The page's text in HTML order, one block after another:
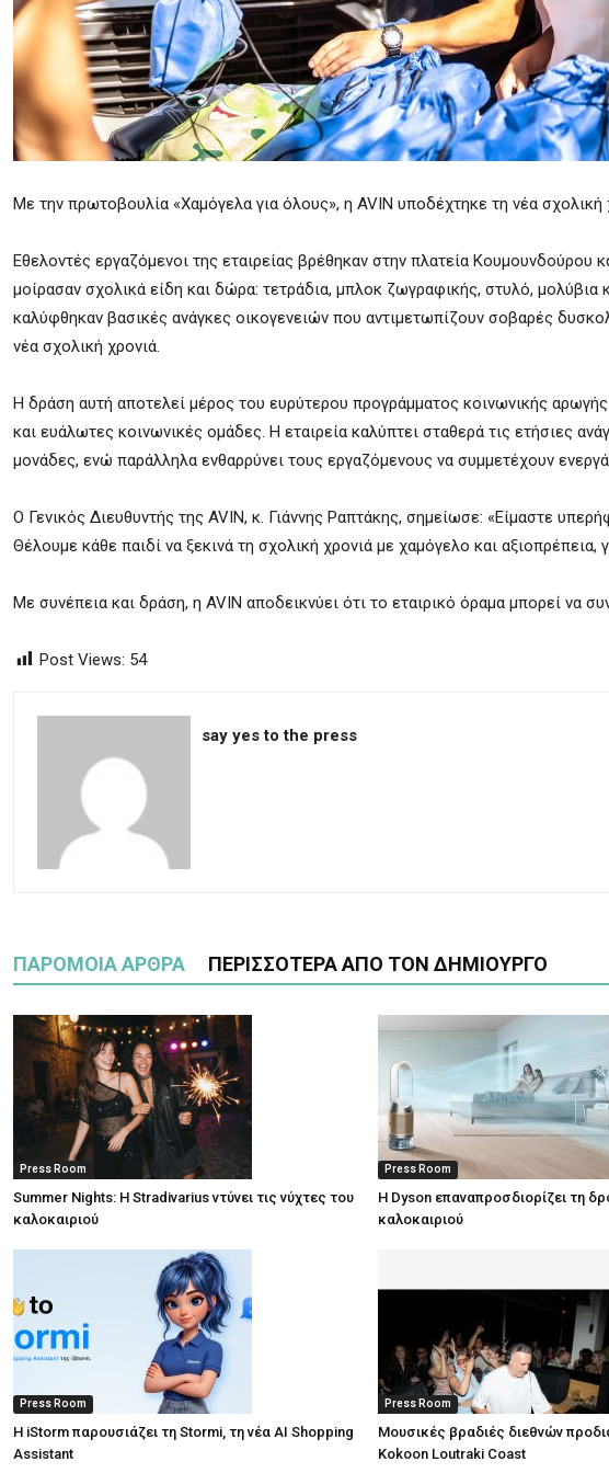
Με την πρωτοβουλία «Χαμόγελα για όλους», η AVIN υποδέχτηκε τη νέα σχολική
Eθελοντές εργαζόμενοι της εταιρείας βρέθηκαν στην πλατεία
μοίρασαν σχολικά είδη και δώρα: τετράδια, μπλοκ ζωγραφικής, στυλό,
καλύφθηκαν βασικές ανάγκες οικογενειών που αντιμετωπίζουν σοβαρές
νέα σχολική χρονιά.
Η δράση αυτή αποτελεί μέρος του ευρύτερου προγράμματος κοινωνικής
και ευάλωτες κοινωνικές ομάδες. Η εταιρεία καλύπτει σταθερά τις ετήσιες
μονάδες, ενώ παράλληλα ενθαρρύνει τους εργαζόμενους να συμμετέχουν
Ο Γενικός Διευθυντής της AVIN, κ. Γιάννης Ραπτάκης, σημείωσε: «Είμαστε
Θέλουμε κάθε παιδί να ξεκινά τη σχολική χρονιά με χαμόγελο και αξιοπρέπεια,
Με συνέπεια και δράση, η AVIN αποδεικνύει ότι το εταιρικό όραμα μπορεί να
Post Views: 54
say yes to the press
ΠΑΡΟΜΟΙΑ ΑΡΘΡΑ ΠΕΡΙΣΣΟΤΕΡΑ ΑΠΟ ΤΟΝ ΔΗΜΙΟΥΡΓΟ
Press Room
Summer Nights: Η Stradivarius ντύνει τις νύχτες του
καλοκαιριού
Press Room
Η Dyson επαναπροσδιορίζει τη
καλοκαιριού
Press Room
Η iStorm παρουσιάζει τη Stormi, τη νέα AI Shopping
Assistant
Press Room
Μουσικές βραδιές διεθνών
Kokoon Loutraki Coast